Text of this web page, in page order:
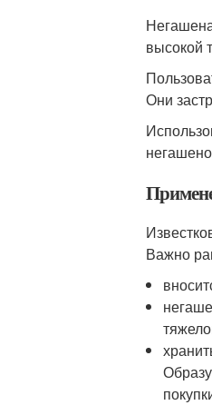
высокой
Они
Важно